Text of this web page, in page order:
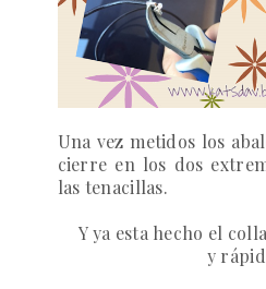
Una vez metidos los
cierre en los dos
las tenacillas.
Y ya esta hecho el
y